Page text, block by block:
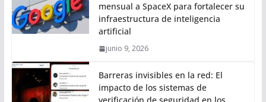
mensual a SpaceX para fortalecer su
infraestructura de inteligencia
artificial
junio 9, 2026
Barreras invisibles en la red: El
impacto de los sistemas de